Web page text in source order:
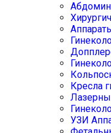
Кресла
УЗИ